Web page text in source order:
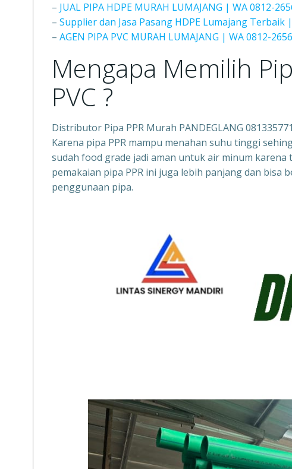
– JUAL PIPA HDPE MURAH LUMAJANG | WA 0812-
– Supplier dan Jasa Pasang HDPE Lumajang Terbaik
– AGEN PIPA PVC MURAH LUMAJANG | WA 0812-
Mengapa Memilih
PVC ?
Distributor Pipa PPR Murah PANDEGLANG
Karena pipa PPR mampu menahan suhu tinggi
sudah food grade jadi aman untuk air minum
pemakaian pipa PPR ini juga lebih panjang dan
penggunaan pipa.